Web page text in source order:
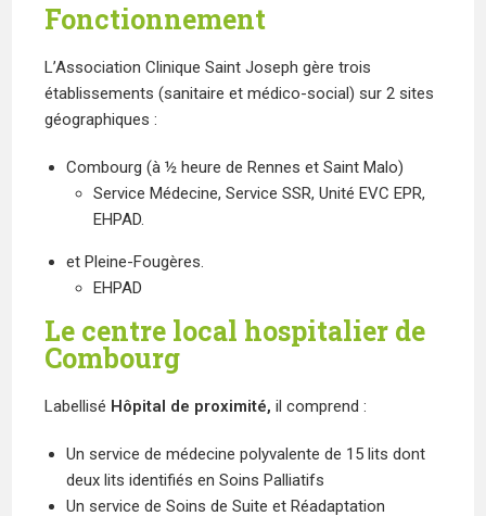
Fonctionnement
L’Association Clinique Saint Joseph gère trois
établissements (sanitaire et médico-social) sur 2 sites
géographiques :
Combourg (à ½ heure de Rennes et Saint Malo)
Service Médecine, Service SSR, Unité EVC EPR,
EHPAD.
et Pleine-Fougères.
EHPAD
Le centre local hospitalier de
Combourg
Labellisé Hôpital de proximité,il comprend :
Un service de médecine polyvalente de 15 lits dont
deux lits identifiés en Soins Palliatifs
Un service de Soins de Suite et Réadaptation